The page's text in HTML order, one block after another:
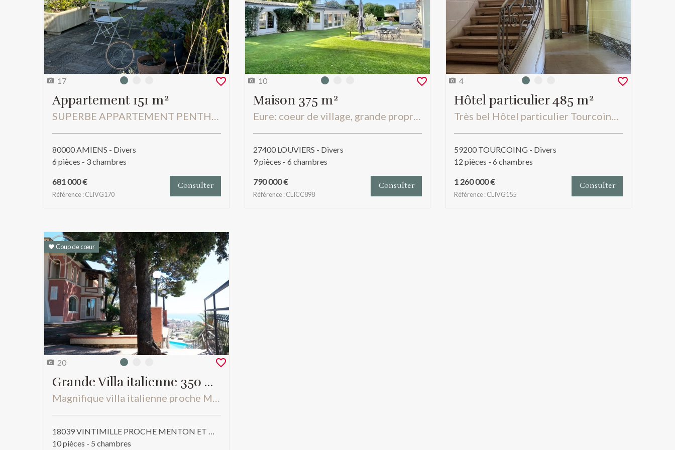
17 Photo 0
Appartement 151 m²
SUPERBE APPARTEMENT PENTHOUSE AMIENS - HENRIVILLE SANS VIS A VIS
80000 AMIENS - Divers
6 pièces - 3 chambres
681 000 €
Référence : CLIVG170
Consulter
10 Photo 0
Maison 375 m²
Eure: coeur de village, grande propriété familiale avec annexes et piscine interieure,
27400 LOUVIERS - Divers
9 pièces - 6 chambres
790 000 €
Référence : CLICC898
Consulter
4 Photo 0
Hôtel particulier 485 m²
Très bel Hôtel particulier Tourcoing proche Mouvaux année 1923 et tramway à coté
59200 TOURCOING - Divers
12 pièces - 6 chambres
1 260 000 €
Référence : CLIVG155
Consulter
Coup de cœur
20 Photo 0
Grande Villa italienne 350 m²
Magnifique villa italienne proche Monaco et Menton
18039 VINTIMILLE PROCHE MENTON ET MONACO - Divers
10 pièces - 5 chambres